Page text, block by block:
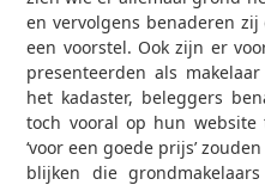
en vervolgens benaderen
een voorstel. Ook zijn er
presenteerden als
het kadaster, beleggers
toch vooral op hun
‘voor een goede prijs’
blijken die